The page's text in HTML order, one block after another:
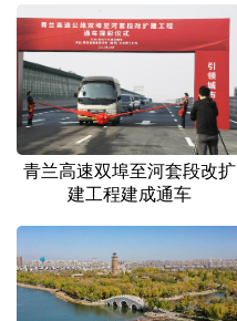
青兰高速双埠至河套段改扩
建工程建成通车